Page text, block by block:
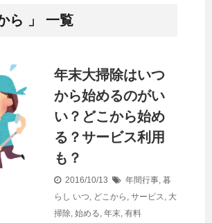
ら 」 一覧
年末大掃除はいつ
から始めるのがい
い？どこから始め
る？サービス利用
も？
2016/10/13 年間行事, 暮
らし いつ, どこから , サービス, 大
掃除, 始める, 年末, 有料